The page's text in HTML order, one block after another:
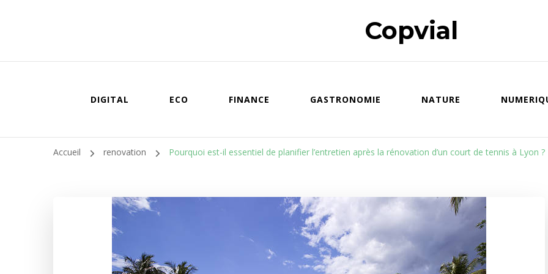
Copvial
DIGITAL ECO FINANCE GASTRONOMIE NATURE
Accueil renovation Pourquoi est-il essentiel de planifier l’entretien après la rénovation d’un court de tennis à Lyon ?